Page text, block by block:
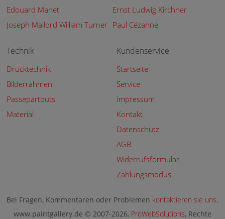
Edouard Manet
Ernst Ludwig Kirchner
Joseph Mallord William Turner Paul Cézanne
Technik
Drucktechnik
Bilderrahmen
Passepartouts
Material
Kundenservice
Startseite
Service
Impressum
Kontakt
Datenschutz
AGB
Widerrufsformular
Zahlungsmodus
Bei Fragen, Kommentaren oder Problemen kontaktieren sie uns.
www.paintgallery.de © 2007-2026, ProWebSolutions, Rechte